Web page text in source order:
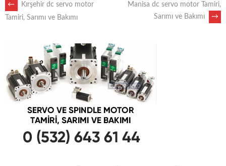
POST
NAVIGATION
←
Kırşehir dc servo motor
Tamiri, Sarımı ve Bakımı
Manisa dc servo motor Tamiri,
Sarımı ve Bakımı
→